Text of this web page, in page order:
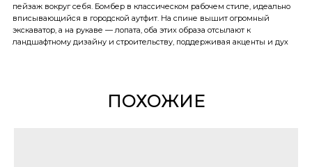
пейзаж вокруг себя. Бомбер в классическом рабочем стиле, идеально
вписывающийся в городской аутфит. На спине вышит огромный
экскаватор, а на рукаве — лопата, оба этих образа отсылают к
ландшафтному дизайну и строительству, поддерживая акценты и дух
специальной влагоотталкивающей пропитке
ПОХОЖИЕ